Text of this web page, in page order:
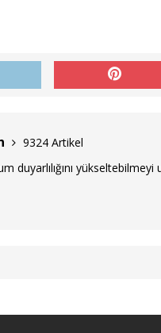
9324 Artikel
duyarlılığını yükseltebilmeyi